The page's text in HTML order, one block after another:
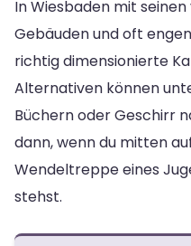
In Wiesbaden mit
Gebäuden und oft
richtig dimensionierte
Alternativen können
Büchern oder Geschirr
dann, wenn du mitten
Wendeltreppe eines
stehst.